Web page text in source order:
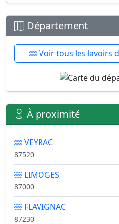
Département
Voir tous les lavoirs
À proximité
VEYRAC
87520
LIMOGES
87000
FLAVIGNAC
87230